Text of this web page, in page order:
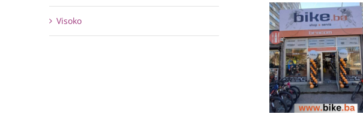
Visoko